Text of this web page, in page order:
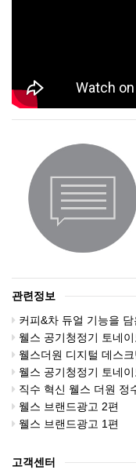
관련정보
커피&차 듀얼 기능을
웰스 공기청정기 토네
웰스더원 디지털 데스
웰스 공기청정기 토네
직수 혁신 웰스 더원 정
웰스 브랜드광고 2편
웰스 브랜드광고 1편
고객센터